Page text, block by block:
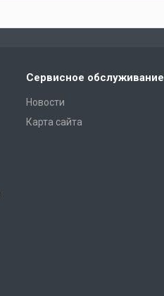
Сервисное обслуживание
Новости
Карта сайта